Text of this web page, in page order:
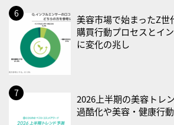
2026/08/29(土)
・筋肉強化の日
2026/08/30(日)
・ＥＰＡの日
2026/08/31(月)
・菜の日
・血管内破砕術（IVL）の日
美容市場で始まったZ世
購買行動プロセスとイ
に変化の兆し
2026上半期の美容トレ
過酷化や美容・健康行